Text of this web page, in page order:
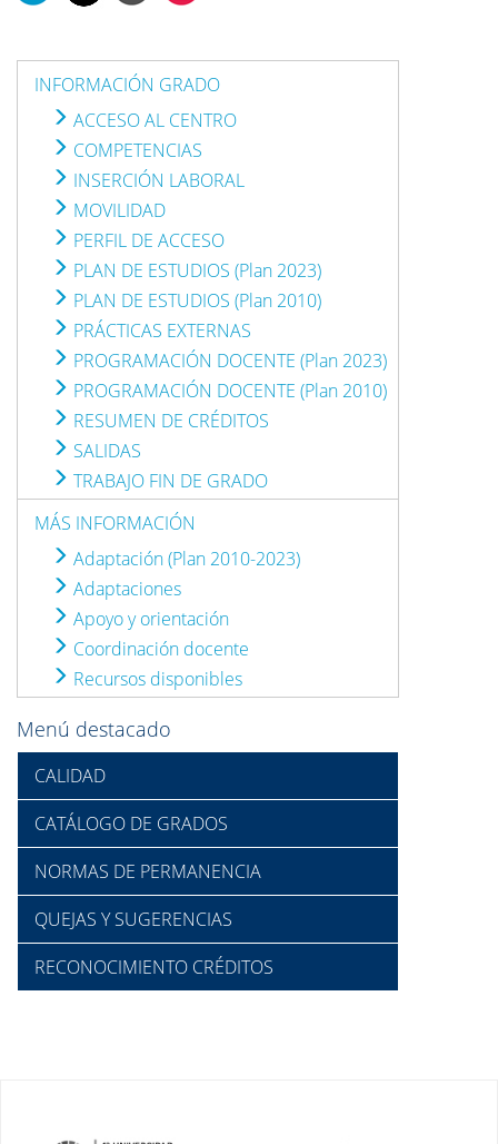
INFORMACIÓN GRADO
ACCESO AL CENTRO
COMPETENCIAS
INSERCIÓN LABORAL
MOVILIDAD
PERFIL DE ACCESO
PLAN DE ESTUDIOS (Plan 2023)
PLAN DE ESTUDIOS (Plan 2010)
PRÁCTICAS EXTERNAS
PROGRAMACIÓN DOCENTE (Plan 2023)
PROGRAMACIÓN DOCENTE (Plan 2010)
RESUMEN DE CRÉDITOS
SALIDAS
TRABAJO FIN DE GRADO
MÁS INFORMACIÓN
Adaptación (Plan 2010-2023)
Adaptaciones
Apoyo y orientación
Coordinación docente
Recursos disponibles
Menú destacado
CALIDAD
CATÁLOGO DE GRADOS
NORMAS DE PERMANENCIA
QUEJAS Y SUGERENCIAS
RECONOCIMIENTO CRÉDITOS